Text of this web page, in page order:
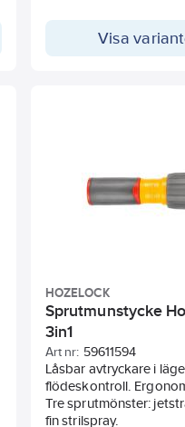
Visa
HOZELOCK
Sprutmunstycke
3in1
Art nr: 59611594
Låsbar avtryckare i
flödeskontroll.
Tre sprutmönster:
fin strilspray.